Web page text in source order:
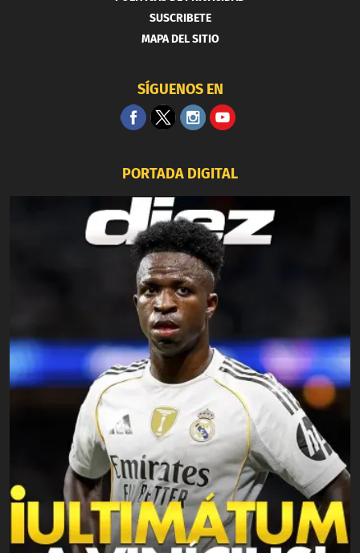
SUSCRIBETE
MAPA DEL SITIO
SÍGUENOS EN
PORTADA DIGITAL